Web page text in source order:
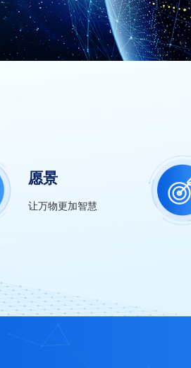
愿景
让万物更加智慧